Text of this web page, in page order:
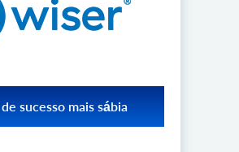
sucesso mais sábia